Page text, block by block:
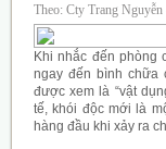
Theo: Cty Trang
Khi nhắc đến phòng
ngay đến bình chữa
được xem là “vật
tế, khói độc mới là
hàng đầu khi xảy ra